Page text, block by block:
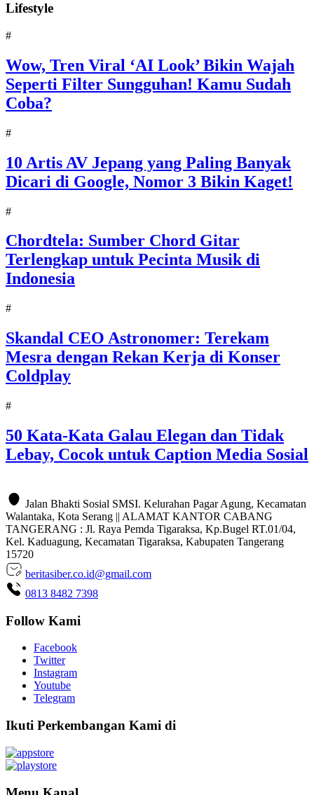
Lifestyle
#
Wow, Tren Viral ‘AI Look’ Bikin Wajah
Seperti Filter Sungguhan! Kamu Sudah
Coba?
#
10 Artis AV Jepang yang Paling Banyak
Dicari di Google, Nomor 3 Bikin Kaget!
#
Chordtela: Sumber Chord Gitar
Terlengkap untuk Pecinta Musik di
Indonesia
#
Skandal CEO Astronomer: Terekam
Mesra dengan Rekan Kerja di Konser
Coldplay
#
50 Kata-Kata Galau Elegan dan Tidak
Lebay, Cocok untuk Caption Media Sosial
Jalan Bhakti Sosial SMSI. Kelurahan Pagar Agung, Kecamatan
Walantaka, Kota Serang || ALAMAT KANTOR CABANG
TANGERANG : Jl. Raya Pemda Tigaraksa, Kp.Bugel RT.01/04,
Kel. Kaduagung, Kecamatan Tigaraksa, Kabupaten Tangerang
15720
beritasiber.co.id@gmail.com
0813 8482 7398
Follow Kami
Facebook
Twitter
Instagram
Youtube
Telegram
Ikuti Perkembangan Kami di